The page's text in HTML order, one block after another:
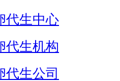
代生中心
代生机构
代生公司